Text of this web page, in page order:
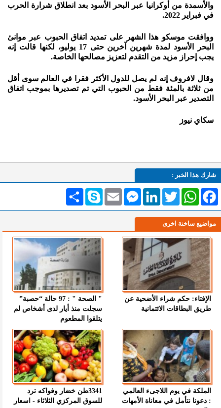
والأسمدة من أوكرانيا عبر البحر الأسود بعد انطلاق شرارة الحرب
في فبراير 2022.
ووافقت موسكو هذا الشهر على تمديد اتفاق الحبوب عبر موانئ
البحر الأسود لمدة شهرين آخرين حتى 17 يوليو، لكنها قالت إنه
يجب إحراز مزيد من التقدم لتعزيز مصالحها الخاصة.
وقال لافروف إنه لم يصل للدول الأكثر فقرا في العالم سوى أقل
من ثلاثة بالمئة فقط من الحبوب التي تم تصديرها بموجب اتفاق
التصدير عبر البحر الأسود.
سكاي نيوز
شارك هذا الخبر :
انشر Skype Email
MessengerLinkedInTwitterWhatsAppFacebook
مواضيع ساخنة اخرى
الإفتاء: حكم شراء الأضحية عن
طريق البطاقات الائتمانية
" الصحة " : 97 حالة “حصبة”
سجلت منذ أيار لدى أشخاص لم
يتلقوا المطعوم
الملكة في يوم اللاجىء العالمي
: دعونا نتأمل في معاناة الأمهات
3341طن خضار وفواكه ترد
للسوق المركزي الثلاثاء - اسعار